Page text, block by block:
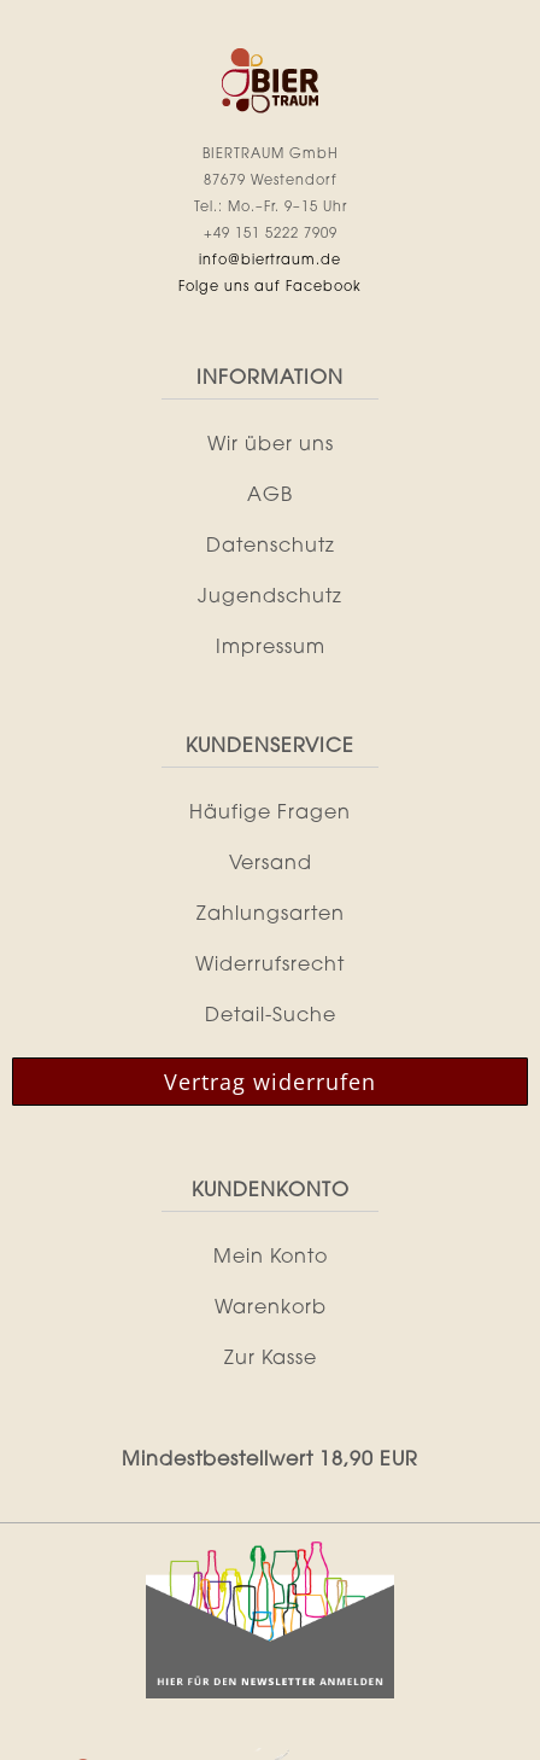
BIERTRAUM GmbH
87679 Westendorf
Tel.: Mo.–Fr. 9–15 Uhr
+49 151 5222 7909
info@biertraum.de
Folge uns auf Facebook
INFORMATION
Wir über uns
AGB
Datenschutz
Jugendschutz
Impressum
KUNDENSERVICE
Häufige Fragen
Versand
Zahlungsarten
Widerrufsrecht
Detail-Suche
Vertrag widerrufen
KUNDENKONTO
Mein Konto
Warenkorb
Zur Kasse
Mindestbestellwert 18,90 EUR